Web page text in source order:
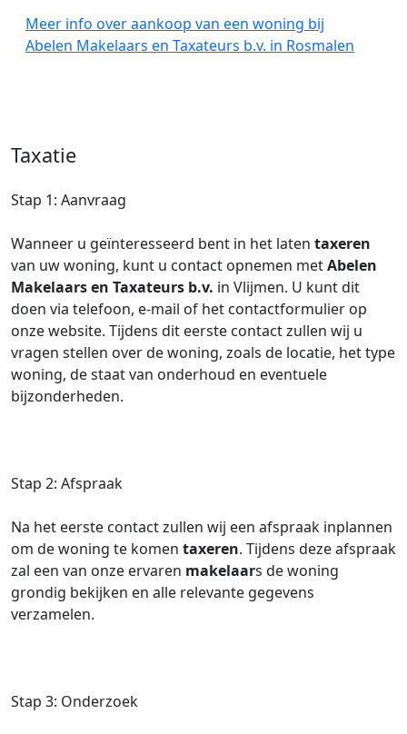
Meer info over aankoop van een woning bij
Abelen Makelaars en Taxateurs b.v. in Rosmalen
Taxatie
Stap 1: Aanvraag
Wanneer u geïnteresseerd bent in het laten taxeren
van uw woning, kunt u contact opnemen metAbelen
Makelaars en Taxateurs b.v. in Vlijmen. U kunt dit
doen via telefoon, e-mail of het contactformulier op
onze website. Tijdens dit eerste contact zullen wij u
vragen stellen over de woning, zoals de locatie, het type
woning, de staat van onderhoud en eventuele
bijzonderheden.
Stap 2: Afspraak
Na het eerste contact zullen wij een afspraak inplannen
om de woning te komen taxeren. Tijdens deze afspraak
zal een van onze ervaren makelaars de woning
grondig bekijken en alle relevante gegevens
verzamelen.
Stap 3: Onderzoek